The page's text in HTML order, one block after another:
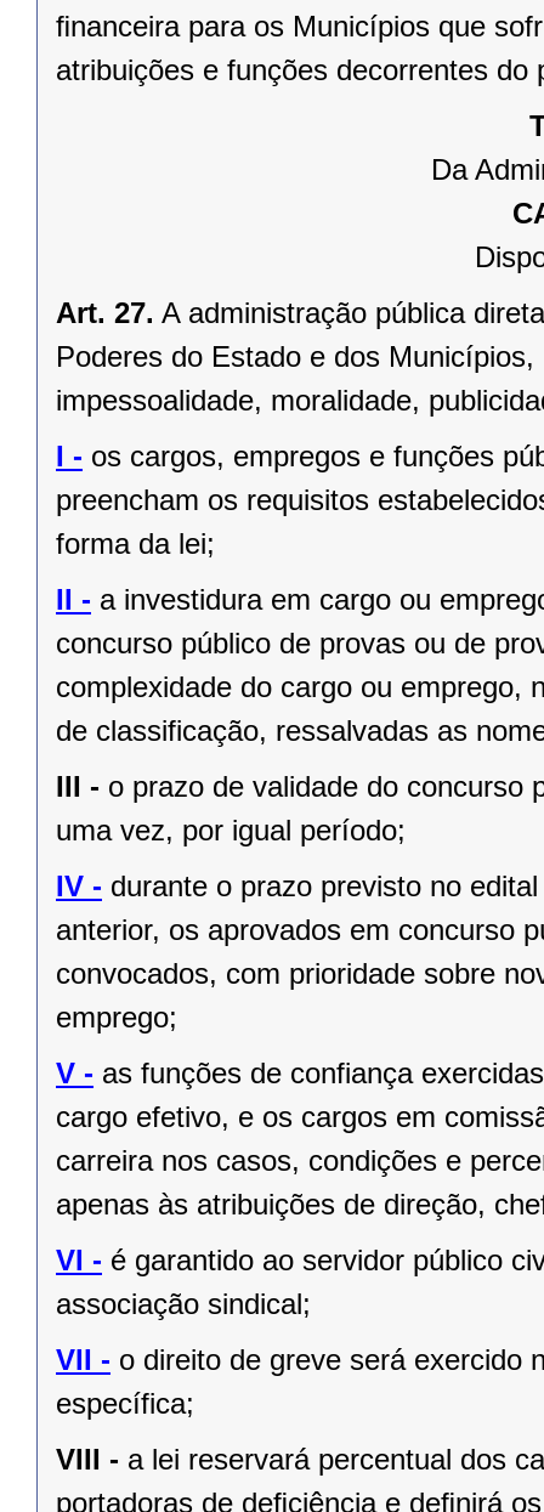
ﬁnanceira para os Municípios que
atribuições e funções decorrentes do
Da
Art. 27. A administração pública
Poderes do Estado e dos
impessoalidade, moralidade,
I - os cargos, empregos e funções
preencham os requisitos
forma da lei;
II - a investidura em cargo ou
concurso público de provas ou de
complexidade do cargo ou emprego,
de classificação, ressalvadas as
III - o prazo de validade do concurso
uma vez, por igual período;
IV - durante o prazo previsto no
anterior, os aprovados em concurso
convocados, com prioridade sobre
emprego;
V - as funções de confiança
cargo efetivo, e os cargos em
carreira nos casos, condições e
apenas às atribuições de direção,
VI - é garantido ao servidor público
associação sindical;
VII - o direito de greve será exercido
específica;
VIII - a lei reservará percentual dos
portadoras de deﬁciência e deﬁnirá